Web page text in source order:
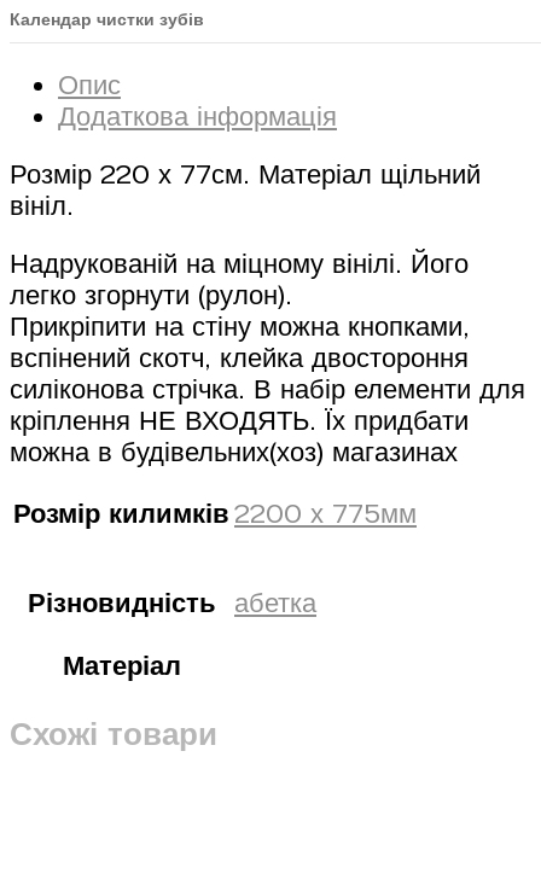
Календар чистки зубів
Опис
Додаткова інформація
Розмір 220 х 77см. Матеріал щільний
вініл.
Надрукованій на міцному вінілі. Його
легко згорнути (рулон).
Прикріпити на стіну можна кнопками,
вспінений скотч, клейка двостороння
силіконова стрічка. В набір елементи для
кріплення НЕ ВХОДЯТЬ. Їх придбати
можна в будівельних(хоз) магазинах
Розмір килимків2200 х 775мм
Різновидність
абетка
Матеріал
Схожі товари